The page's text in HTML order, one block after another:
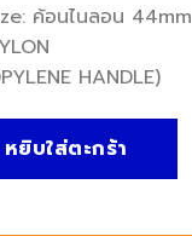
ค้อนไนลอน 44mm
HANDLE)
หยิบใส่ตะกร้า